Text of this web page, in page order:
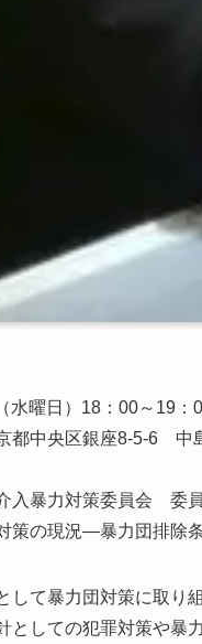
水曜日）18：00～19：
都中央区銀座8-5-6 中
入暴力対策委員会 委員
策の現況―暴力団排除
して暴力団対策に取り
としての犯罪対策や暴